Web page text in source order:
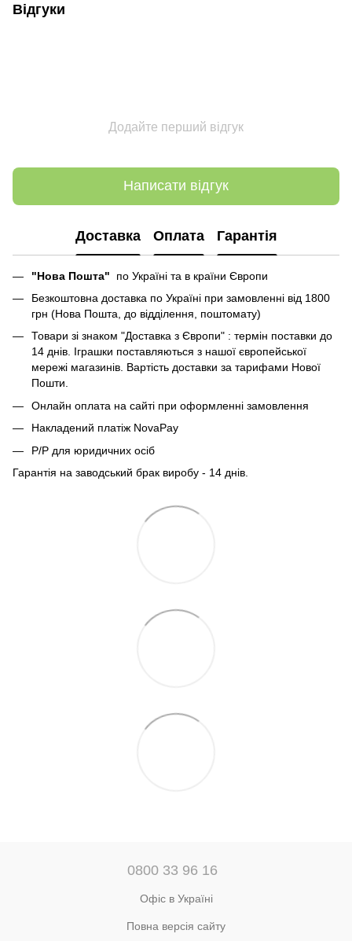
Відгуки
Додайте перший відгук
Написати відгук
Доставка Оплата Гарантія
"Нова Пошта" по Україні та в країни Європи
Безкоштовна доставка по Україні при замовленні від 1800
грн (Нова Пошта, до відділення, поштомату)
Товари зі знаком "Доставка з Європи" : термін поставки до
14 днів. Іграшки поставляються з нашої європейської
мережі магазинів. Вартість доставки за тарифами Нової
Пошти.
Онлайн оплата на сайті при оформленні замовлення
Накладений платіж NovaPay
Р/Р для юридичних осіб
Гарантія на заводський брак виробу - 14 днів.
0800 33 96 16
Офіс в Україні
Повна версія сайту